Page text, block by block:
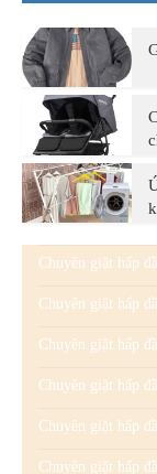
Chuyên giặt hấp
Chuyên giặt hấp
Chuyên giặt hấp
Chuyên giặt hấp
Chuyên giặt hấp
Chuyên giặt hấp